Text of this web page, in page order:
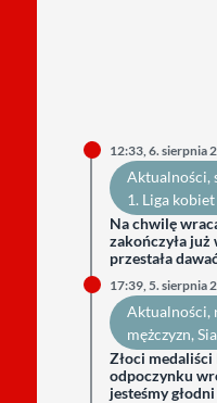
12:33, 6. sierpnia
Aktualności,
1. Liga kobiet
Na chwilę
zakończyła
przestała
17:39, 5. sierpnia
Aktualności,
mężczyzn,
Złoci
odpoczynku
jesteśmy